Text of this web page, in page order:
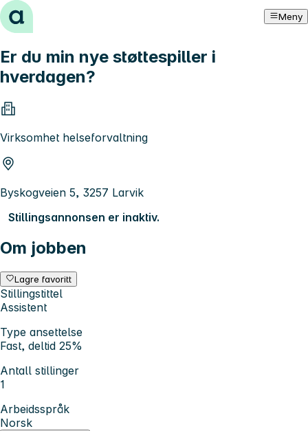
Hopp til innhold Meny
Er du min nye støttespiller i
hverdagen?
Virksomhet helseforvaltning
Byskogveien 5, 3257 Larvik
Stillingsannonsen er inaktiv.
Om jobben
Lagre favoritt
Stillingstittel
Assistent
Type ansettelse
Fast, deltid 25%
Antall stillinger
1
Arbeidsspråk
Norsk